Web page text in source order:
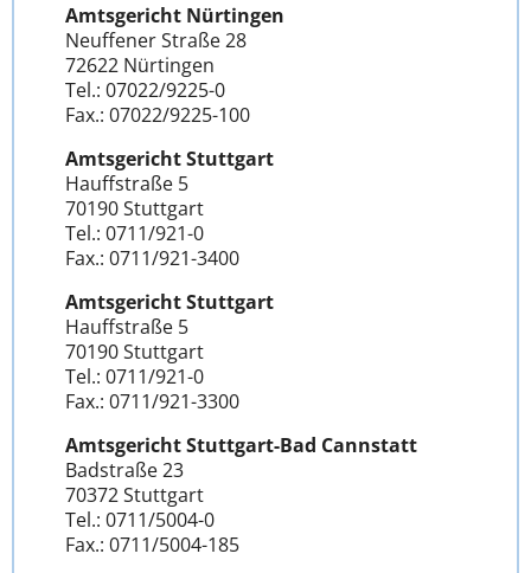
Amtsgericht Nürtingen
Neuffener Straße 28
72622 Nürtingen
Tel.: 07022/9225-0
Fax.: 07022/9225-100
Amtsgericht Stuttgart
Hauffstraße 5
70190 Stuttgart
Tel.: 0711/921-0
Fax.: 0711/921-3400
Amtsgericht Stuttgart
Hauffstraße 5
70190 Stuttgart
Tel.: 0711/921-0
Fax.: 0711/921-3300
Amtsgericht Stuttgart-Bad Cannstatt
Badstraße 23
70372 Stuttgart
Tel.: 0711/5004-0
Fax.: 0711/5004-185